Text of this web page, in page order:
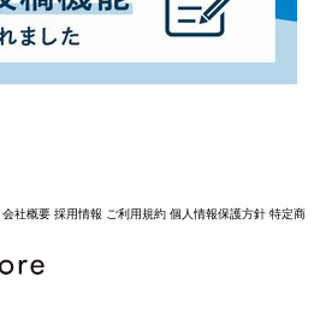
会社概要 採用情報 ご利用規約 個人情報保護方針 特定商